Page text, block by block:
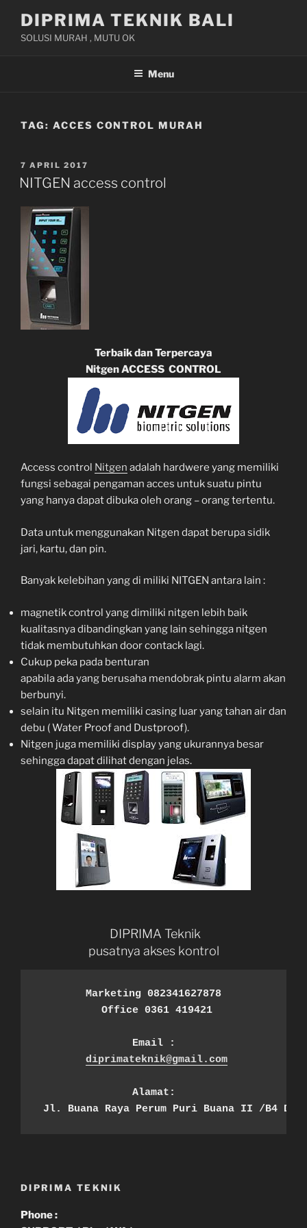
content
DIPRIMA TEKNIK BALI
SOLUSI MURAH , MUTU OK
Menu
TAG: ACCES CONTROL MURAH
POSTED
ON
7 APRIL 2017
NITGEN access control
Terbaik dan Terpercaya
Nitgen ACCESS CONTROL
Access control Nitgen adalah hardwere yang memiliki
fungsi sebagai pengaman acces untuk suatu pintu
yang hanya dapat dibuka oleh orang – orang tertentu.
Data untuk menggunakan Nitgen dapat berupa sidik
jari, kartu, dan pin.
Banyak kelebihan yang di miliki NITGEN antara lain :
magnetik control yang dimiliki nitgen lebih baik
kualitasnya dibandingkan yang lain sehingga nitgen
tidak membutuhkan door contack lagi.
Cukup peka pada benturan
apabila ada yang berusaha mendobrak pintu alarm akan
berbunyi.
selain itu Nitgen memiliki casing luar yang tahan air dan
debu ( Water Proof and Dustproof).
Nitgen juga memiliki display yang ukurannya besar
sehingga dapat dilihat dengan jelas.
DIPRIMA Teknik
pusatnya akses kontrol
Marketing 082341627878
Office 0361 419421
Email :
diprimateknik@gmail.com
Alamat:
Jl. Buana Raya Perum Puri Buana II /B4
DIPRIMA TEKNIK
Phone :